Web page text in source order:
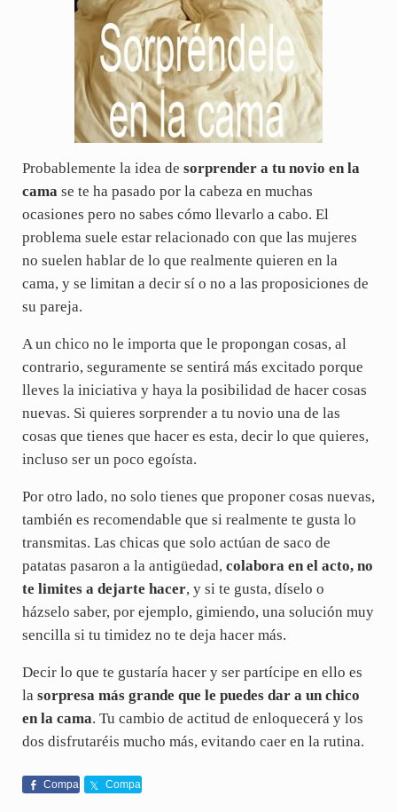
Probablemente la idea de sorprender a tu novio en la
cama se te ha pasado por la cabeza en muchas
ocasiones pero no sabes cómo llevarlo a cabo. El
problema suele estar relacionado con que las mujeres
no suelen hablar de lo que realmente quieren en la
cama, y se limitan a decir sí o no a las proposiciones de
su pareja.
A un chico no le importa que le propongan cosas, al
contrario, seguramente se sentirá más excitado porque
lleves la iniciativa y haya la posibilidad de hacer cosas
nuevas. Si quieres sorprender a tu novio una de las
cosas que tienes que hacer es esta, decir lo que quieres,
incluso ser un poco egoísta.
Por otro lado, no solo tienes que proponer cosas nuevas,
también es recomendable que si realmente te gusta lo
transmitas. Las chicas que solo actúan de saco de
patatas pasaron a la antigüedad, colabora en el acto, no
te limites a dejarte hacer, y si te gusta, díselo o
házselo saber, por ejemplo, gimiendo, una solución muy
sencilla si tu timidez no te deja hacer más.
Decir lo que te gustaría hacer y ser partícipe en ello es
la sorpresa más grande que le puedes dar a un chico
en la cama. Tu cambio de actitud de enloquecerá y los
dos disfrutaréis mucho más, evitando caer en la rutina.
Compa
Compa